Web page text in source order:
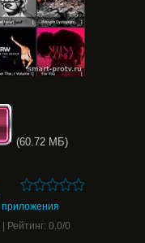
(60.72 МБ)
приложения
Рейтинг: 0.0/0